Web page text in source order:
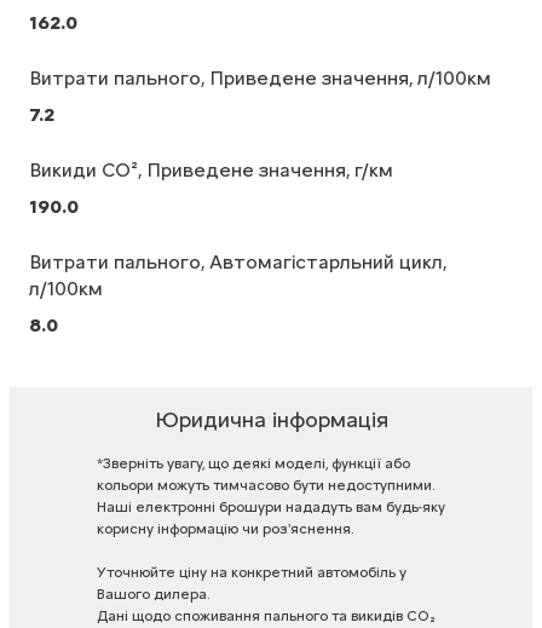
162.0
Витрати пального, Приведене значення, л/100км
7.2
Викиди CO², Приведене значення, г/км
190.0
Витрати пального, Автомагістарльний цикл,
л/100км
8.0
Юридична інформація
*Зверніть увагу, що деякі моделі, функції або
кольори можуть тимчасово бути недоступними.
Наші електронні брошури нададуть вам будь-яку
корисну інформацію чи роз'яснення.
Уточнюйте ціну на конкретний автомобіль у
Вашого дилера.
Дані щодо споживання пального та викидів CO₂